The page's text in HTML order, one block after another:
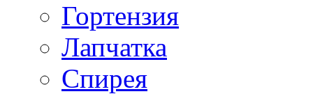
Гортензия
Лапчатка
Спирея